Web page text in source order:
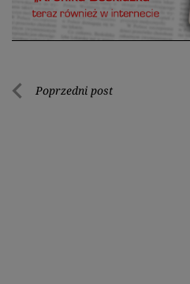
Nawigacja
Poprzedni post